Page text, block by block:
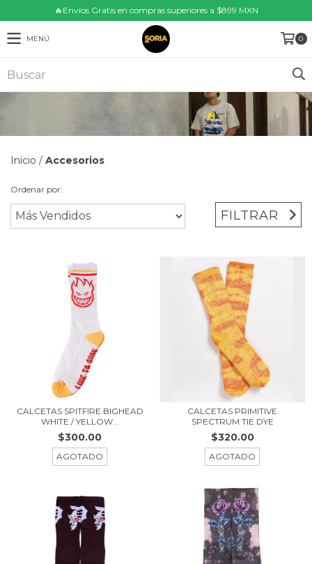
🔥Envíos Gratis en compras superiores a $899 MXN
MENÚ 0
Inicio / Accesorios
Ordenar por:
FILTRAR
CALCETAS SPITFIRE BIGHEAD
WHITE / YELLOW...
$300.00
AGOTADO
CALCETAS PRIMITIVE
SPECTRUM TIE DYE
$320.00
AGOTADO